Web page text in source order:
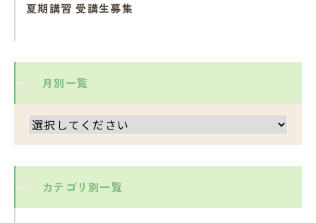
夏期講習 受講生募集
月別一覧
カテゴリ別一覧